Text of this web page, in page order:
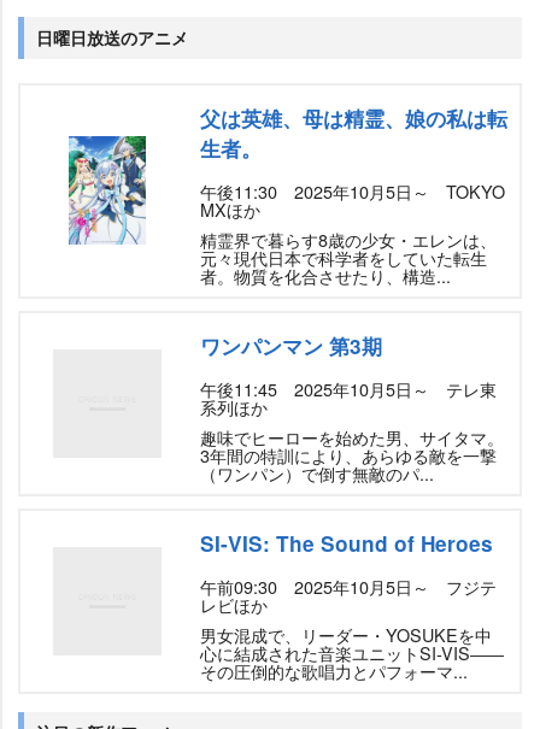
日曜日放送のアニメ
父は英雄、母は精霊、娘の私は転
生者。
午後11:30 2025年10月5日～ TOKYO
MXほか
精霊界で暮らす8歳の少女・エレンは、
元々現代日本で科学者をしていた転生
者。物質を化合させたり、構造...
ワンパンマン 第3期
午後11:45 2025年10月5日～ テレ東
系列ほか
趣味でヒーローを始めた男、サイタマ。
3年間の特訓により、あらゆる敵を一撃
（ワンパン）で倒す無敵のパ...
SI-VIS: The Sound of Heroes
午前09:30 2025年10月5日～ フジテ
レビほか
男女混成で、リーダー・YOSUKEを中
心に結成された音楽ユニットSI-VIS――
その圧倒的な歌唱力とパフォーマ...